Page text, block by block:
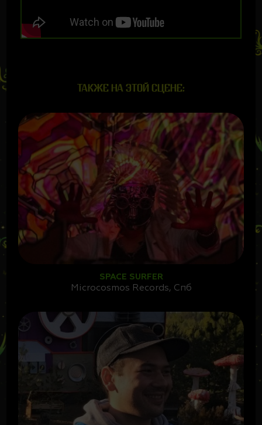
ТАКЖЕ НА ЭТОЙ СЦЕНЕ:
SPACE SURFER
Microcosmos Records, Спб